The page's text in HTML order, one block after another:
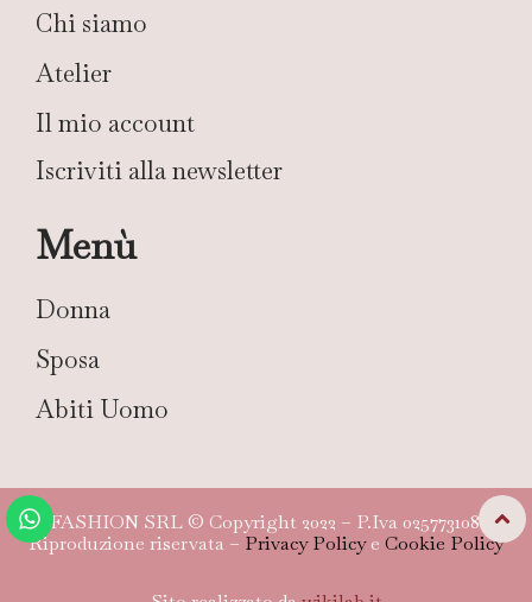
Chi siamo
Atelier
Il mio account
Iscriviti alla newsletter
Menù
Donna
Sposa
Abiti Uomo
TG FASHION SRL © Copyright 2022 – P.Iva 02577310804 –
Riproduzione riservata – Privacy Policye Cookie Policy